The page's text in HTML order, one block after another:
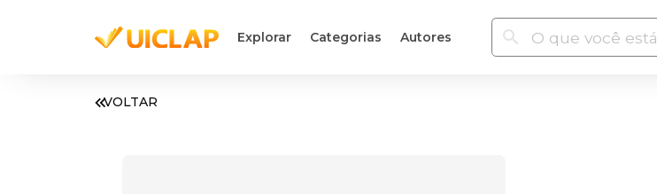
Explorar Categorias Autores
VOLTAR